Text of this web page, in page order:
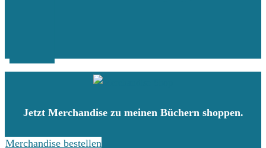
Jetzt Merchandise zu meinen Büchern shoppen.
Merchandise bestellen